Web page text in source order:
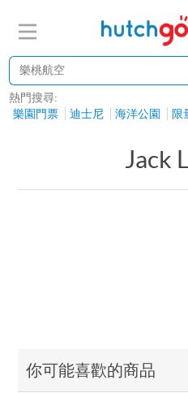
熱門搜尋:
樂園門票
迪士尼 海洋公園 限
Jack
你可能喜歡的商品